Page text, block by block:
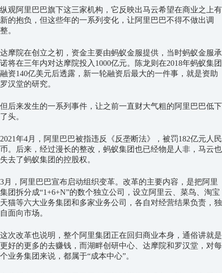
纵观阿里巴巴旗下这三家机构，它反映出马云希望在商业之上有
新的抱负，但这些年的一系列变化，让阿里巴巴不得不做出调
整。
达摩院在创立之初，资金主要由蚂蚁金服提供，当时蚂蚁金服承
诺将在三年内对达摩院投入1000亿元。陈龙则在2018年蚂蚁集团
融资140亿美元后透露，新一轮融资后最大的一件事，就是资助
罗汉堂的研究。
但后来发生的一系列事件，让之前一直财大气粗的阿里巴巴低下
了头。
2021年4月，阿里巴巴被指违反《反垄断法》，被罚182亿元人民
币。后来，经过漫长的整改，蚂蚁集团也已经物是人非，马云也
失去了蚂蚁集团的控股权。
3月，阿里巴巴宣布启动组织变革。改革的主要内容，是把阿里
集团拆分成“1+6+N”的数个独立公司，设立阿里云、菜鸟、淘宝
天猫等六大业务集团和多家业务公司，各自对经营结果负责，独
自面向市场。
这次改革也说明，整个阿里集团正在回归商业本身，通俗讲就是
更好的更多的去赚钱，而湖畔创研中心、达摩院和罗汉堂，对每
个业务集团来说，都属于“成本中心”。